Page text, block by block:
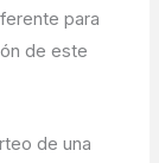
para
de este
de una